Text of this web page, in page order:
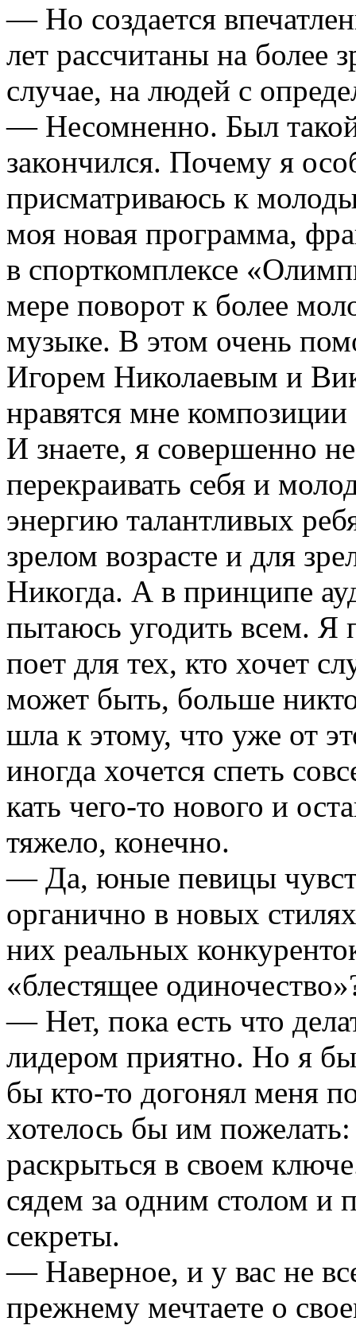
— Но создается
лет рассчитаны на более
случае, на людей с
— Несомненно. Был
закончился. Почему я
присматриваюсь к
моя новая программа,
в спорткомплексе
мере поворот к более
музыке. В этом очень
Игорем Николаевым и
нравятся мне
И знаете, я совершенно
перекраивать себя и
энергию талантливых
зрелом возрасте и для
Никогда. А в принципе
пытаюсь угодить всем. Я
поет для тех, кто хочет
может быть, больше
шла к этому, что уже от
иногда хочется спеть
кать чего-то нового и
тяжело, конечно.
— Да, юные певицы
органично в новых
них реальных
«блестящее
— Нет, пока есть что
лидером приятно. Но я
бы кто-то догонял меня
хотелось бы им
раскрыться в своем
сядем за одним столом и
секреты.
— Наверное, и у вас не
прежнему мечтаете о